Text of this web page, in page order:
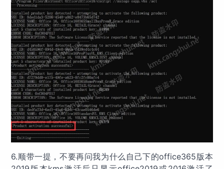
6.顺带一提，不要再问我为什么自己下的office365版本